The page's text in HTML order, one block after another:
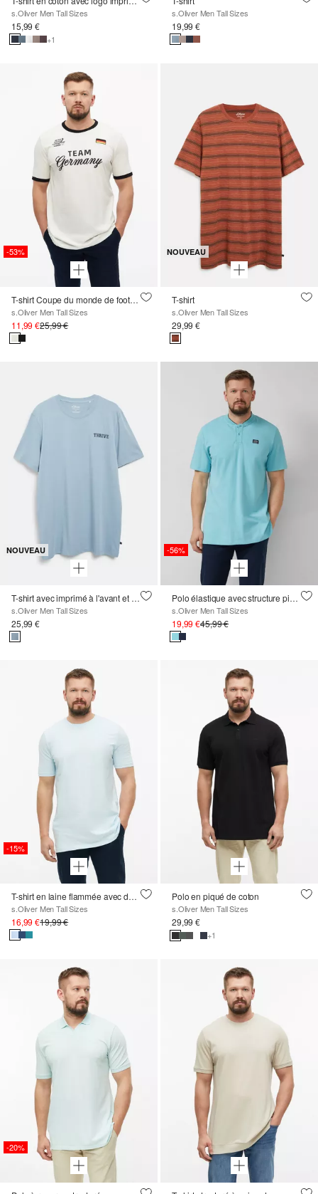
s.Oliver Men Tall Sizes
15,99 €
+1
s.Oliver Men Tall Sizes
19,99 €
-53%
T-shirt Coupe du monde de football
s.Oliver Men Tall Sizes
11,99 €25,99 €
NOUVEAU
T-shirt
s.Oliver Men Tall Sizes
29,99 €
NOUVEAU
T-shirt avec imprimé à l'avant et à l'arrière
s.Oliver Men Tall Sizes
25,99 €
-56%
Polo élastique avec structure piquée
s.Oliver Men Tall Sizes
19,99 €45,99 €
-15%
T-shirt en laine flammée avec détail du logo
s.Oliver Men Tall Sizes
16,99 €19,99 €
Polo en piqué de coton
s.Oliver Men Tall Sizes
29,99 €
+1
-20%